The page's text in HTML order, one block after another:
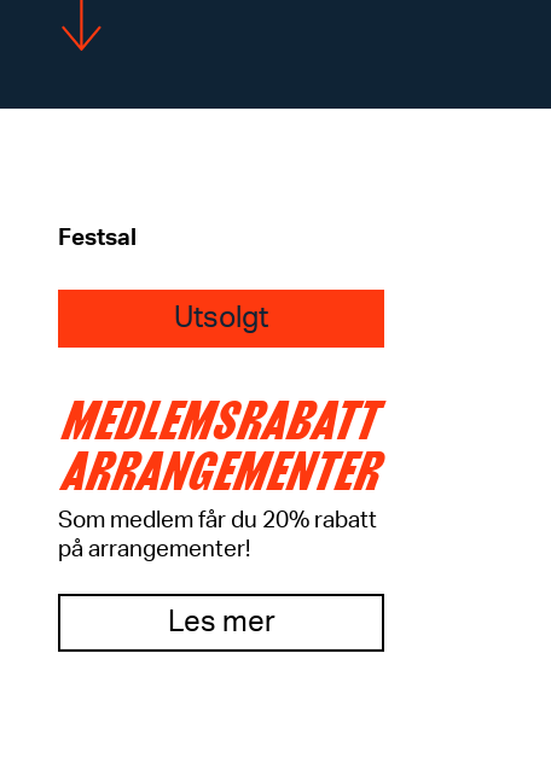
Vis mer
Festsal
Utsolgt
MEDLEMSRABATT
ARRANGEMENTER
Som medlem får du 20% rabatt
på arrangementer!
Les mer